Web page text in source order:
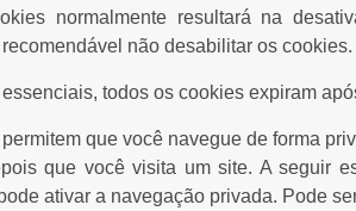
normalmente resultará na
não desabilitar os cookies.
todos os cookies expiram
que você navegue de forma
que você visita um site. A seguir
ativar a navegação privada. Pode